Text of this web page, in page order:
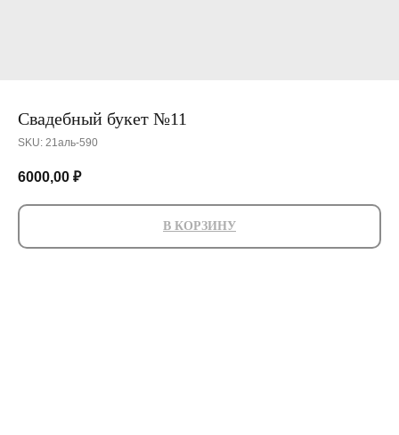
Свадебный букет №11
SKU: 21аль-590
6000,00 ₽
В КОРЗИНУ